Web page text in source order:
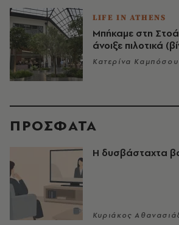
LIFE IN ATHENS
Μπήκαμε στη
άνοιξε πιλοτικά
Κατερίνα Καμπόσου
ΠΡΟΣΦΑΤΑ
Η δυσβάσταχτα
Κυριάκος